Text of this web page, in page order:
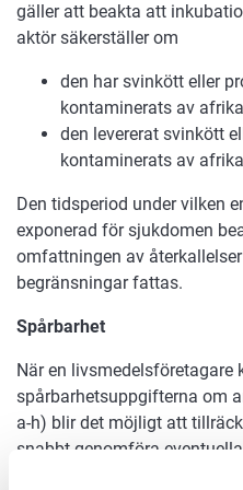
gäller att beakta att
aktör säkerställer om
den har svinkött eller
kontaminerats av
den levererat svinkött
kontaminerats av
Den tidsperiod under vilken
exponerad för sjukdomen
omfattningen av
begränsningar fattas.
Spårbarhet
När en livsmedelsföretagare
spårbarhetsuppgifterna om
a-h) blir det möjligt att
snabbt genomföra
som innehåller svinkött.